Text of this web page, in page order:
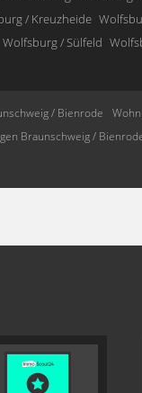
/ Kreuzheide
Wolfsburg / Sülfeld
/ Bienrode
Braunschweig /